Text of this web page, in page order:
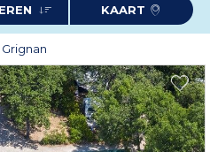
verblijf of een culturele
omgeving voor een 100%
KAART
Grignan